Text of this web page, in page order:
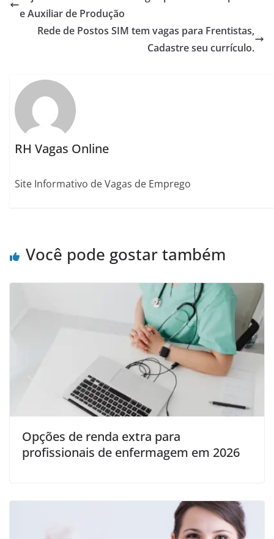
e Auxiliar de Produção
Rede de Postos SIM tem vagas para Frentistas,
Cadastre seu currículo.
RH Vagas Online
Site Informativo de Vagas de Emprego
Você pode gostar também
Opções de renda extra para
profissionais de enfermagem em 2026